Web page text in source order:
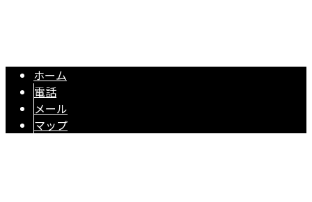
ホーム
電話
メール
マップ